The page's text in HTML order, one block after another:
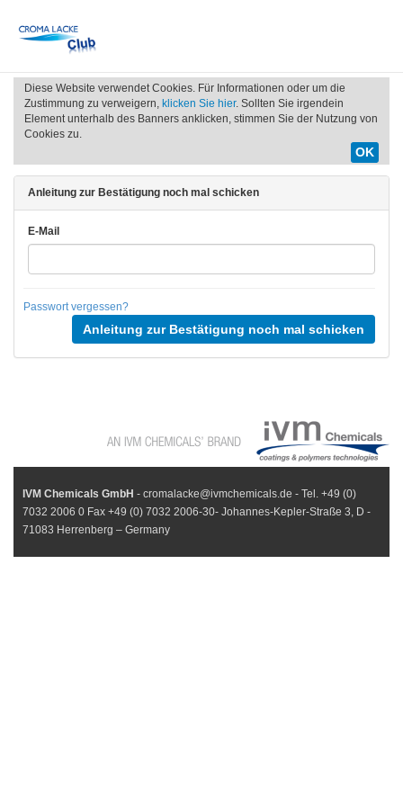
Diese Website verwendet Cookies. Für Informationen oder um die
Zustimmung zu verweigern, klicken Sie hier. Sollten Sie irgendein
Element unterhalb des Banners anklicken, stimmen Sie der Nutzung von
Cookies zu.
OK
Anleitung zur Bestätigung noch mal schicken
E-Mail
Passwort vergessen?
IVM Chemicals GmbH - cromalacke@ivmchemicals.de - Tel. +49 (0)
7032 2006 0 Fax +49 (0) 7032 2006-30- Johannes-Kepler-Straße 3, D -
71083 Herrenberg – Germany